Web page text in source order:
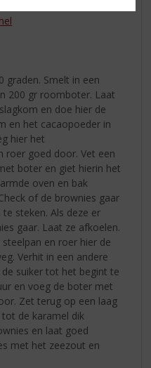
graden. Smelt in een
200 gr roomboter. Laat
en doe hier de
en het cacaopoeder in
hier het
roer goed door. Vet een
boter en giet hierin het
oven en bak
of de brownies gaar
steken. Als deze er
gaar. Laat ze afkoelen.
en roer hier de
Verhit in een andere
suiker tot het begint te
en voeg de boter met
Zet terug op een laag
de karamel dik
en laat goed
met het zeezout en